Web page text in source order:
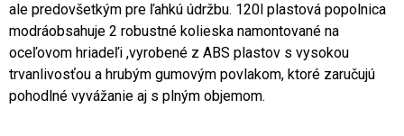
ale predovšetkým pre ľahkú údržbu. 120l plastová popolnica
modráobsahuje 2 robustné kolieska namontované na
oceľovom hriadeľi ,vyrobené z ABS plastov s vysokou
trvanlivosťou a hrubým gumovým povlakom, ktoré zaručujú
pohodlné vyvážanie aj s plným objemom.